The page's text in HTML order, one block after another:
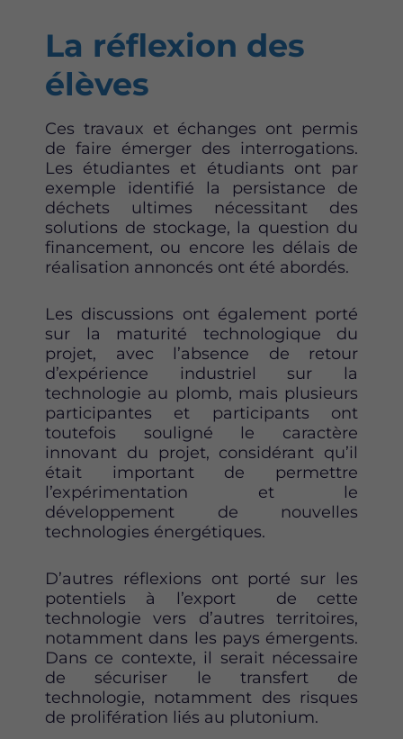
La réflexion des
élèves
Ces travaux et échanges ont permis
de faire émerger des interrogations.
Les étudiantes et étudiants ont par
exemple identifié la persistance de
déchets ultimes nécessitant des
solutions de stockage, la question du
financement, ou encore les délais de
réalisation annoncés ont été abordés.
Les discussions ont également porté
sur la maturité technologique du
projet, avec l’absence de retour
d’expérience industriel sur la
technologie au plomb, mais plusieurs
participantes et participants ont
toutefois souligné le caractère
innovant du projet, considérant qu’il
était important de permettre
l’expérimentation et le
développement de nouvelles
technologies énergétiques.
D’autres réflexions ont porté sur les
potentiels à l’export de cette
technologie vers d’autres territoires,
notamment dans les pays émergents.
Dans ce contexte, il serait nécessaire
de sécuriser le transfert de
technologie, notamment des risques
de prolifération liés au plutonium.